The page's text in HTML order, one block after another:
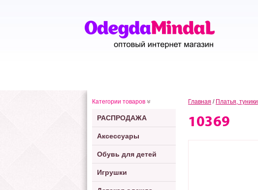
Категории товаров
РАСПРОДАЖА
Аксессуары
Обувь для детей
Игрушки
Главная / Платья, туники
10369